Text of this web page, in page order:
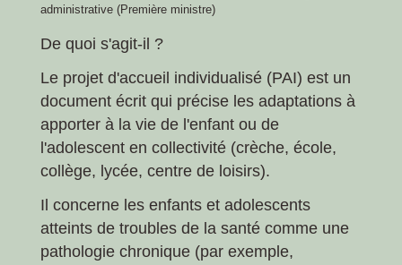
administrative (Première ministre)
De quoi s'agit-il ?
Le projet d'accueil individualisé (PAI) est un
document écrit qui précise les adaptations à
apporter à la vie de l'enfant ou de
l'adolescent en collectivité (crèche, école,
collège, lycée, centre de loisirs).
Il concerne les enfants et adolescents
atteints de troubles de la santé comme une
pathologie chronique (par exemple,